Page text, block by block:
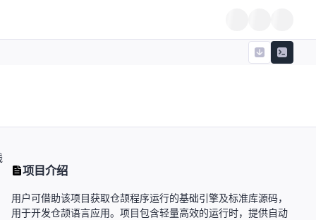
项目介绍
用户可借助该项目获取仓颉程序运行的基础引擎及标准库源码，
用于开发仓颉语言应用。项目包含轻量高效的运行时，提供自动